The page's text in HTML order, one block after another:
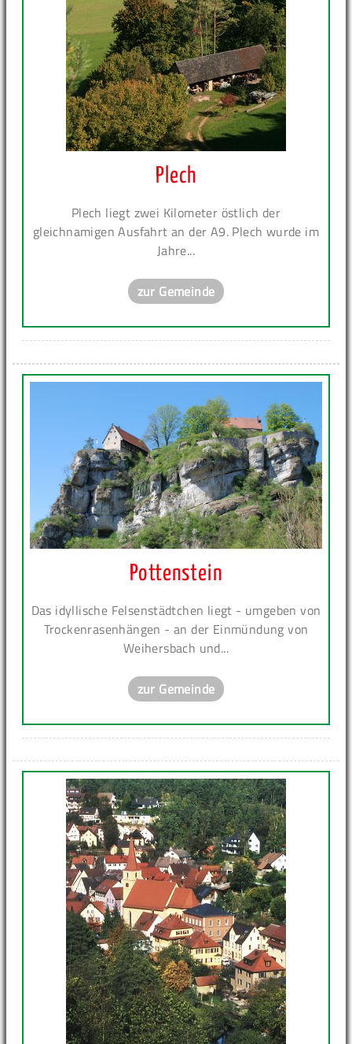
Plech
Plech liegt zwei Kilometer östlich der
gleichnamigen Ausfahrt an der A9. Plech wurde im
Jahre...
zur Gemeinde
Pottenstein
Das idyllische Felsenstädtchen liegt - umgeben von
Trockenrasenhängen - an der Einmündung von
Weihersbach und...
zur Gemeinde